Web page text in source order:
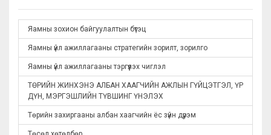
Яамны зохион байгуулалтын бүтэц
Яамны үйл ажиллагааны стратегийн зорилт, зорилго
Яамны үйл ажиллагааны тэргүүлэх чиглэл
ТӨРИЙН ЖИНХЭНЭ АЛБАН ХААГЧИЙН АЖЛЫН ГҮЙЦЭТГЭЛ, ҮР
ДҮН, МЭРГЭШЛИЙН ТҮВШИНГ ҮНЭЛЭХ
Төрийн захиргааны албан хаагчийн ёс зүйн дүрэм